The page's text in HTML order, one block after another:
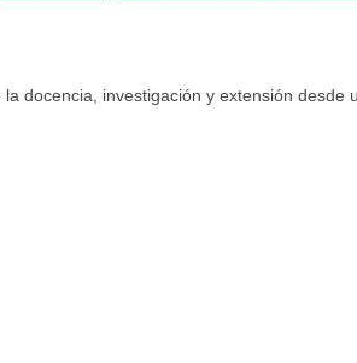
docencia, investigación y extensión